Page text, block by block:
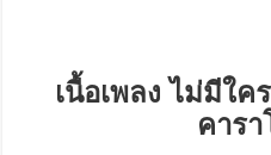
เนื้อเพลง ไม่มีใ
คารา